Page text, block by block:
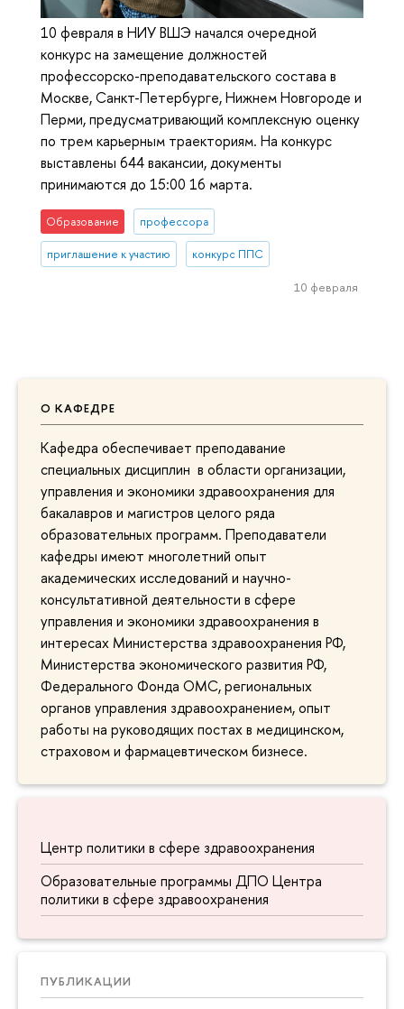
О КАФЕДРЕ
Кафедра обеспечивает преподавание
специальных дисциплин в области организации,
управления и экономики здравоохранения для
бакалавров и магистров целого ряда
образовательных программ. Преподаватели
кафедры имеют многолетний опыт
академических исследований и научно-
консультативной деятельности в сфере
управления и экономики здравоохранения в
интересах Министерства здравоохранения РФ,
Министерства экономического развития РФ,
Федерального Фонда ОМС, региональных
органов управления здравоохранением, опыт
работы на руководящих постах в медицинском,
страховом и фармацевтическом бизнесе.
Центр политики в сфере здравоохранения
Образовательные программы ДПО Центра
политики в сфере здравоохранения
ПУБЛИКАЦИИ
10 февраля в НИУ ВШЭ начался очередной
конкурс на замещение должностей
профессорско-преподавательского состава в
Москве, Санкт-Петербурге, Нижнем Новгороде и
Перми, предусматривающий комплексную оценку
по трем карьерным траекториям. На конкурс
выставлены 644 вакансии, документы
принимаются до 15:00 16 марта.
Образование профессора
приглашение к участию конкурс ППС
10 февраля